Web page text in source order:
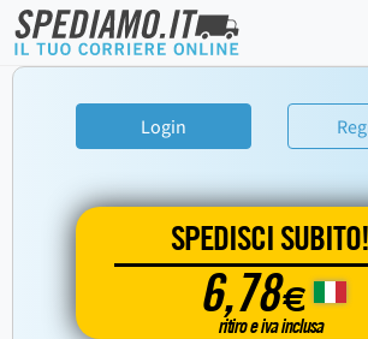
Login
SPEDISCI SUBITO!
6,78€
ritiro e iva inclusa